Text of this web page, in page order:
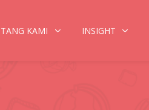
KAMI INSIGHT